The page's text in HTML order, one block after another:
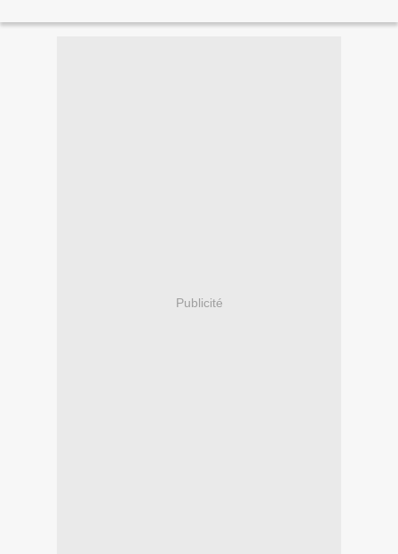
Publicité